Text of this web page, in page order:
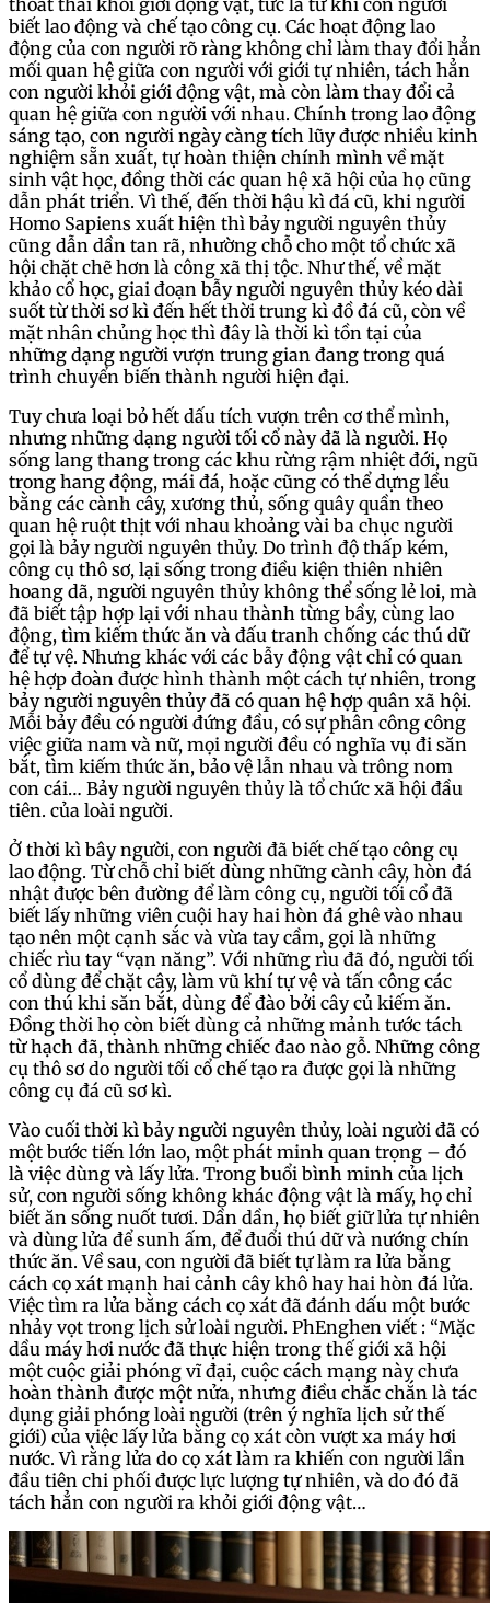
thoát thai khỏi giới động vật, tức là từ khi con người
biết lao động và chế tạo công cụ. Các hoạt động lao
động của con người rõ ràng không chỉ làm thay đổi hẳn
mối quan hệ giữa con người với giới tự nhiên, tách hẳn
con người khỏi giới động vật, mà còn làm thay đổi cả
quan hệ giữa con người với nhau. Chính trong lao động
sáng tạo, con người ngày càng tích lũy được nhiều kinh
nghiệm sẵn xuất, tự hoàn thiện chính mình về mặt
sinh vật học, đồng thời các quan hệ xã hội của họ cũng
dẫn phát triển. Vì thế, đến thời hậu kì đá cũ, khi người
Homo Sapiens xuất hiện thì bảy người nguyên thủy
cũng dẫn dần tan rã, nhường chỗ cho một tổ chức xã
hội chặt chẽ hơn là công xã thị tộc. Như thế, về mặt
khảo cổ học, giai đoạn bẫy người nguyên thủy kéo dài
suốt từ thời sơ kì đến hết thời trung kì đồ đá cũ, còn về
mặt nhân chủng học thì đây là thời kì tồn tại của
những dạng người vượn trung gian đang trong quá
trình chuyển biến thành người hiện đại.
Tuy chưa loại bỏ hết dấu tích vượn trên cơ thể mình,
nhưng những dạng người tối cổ này đã là người. Họ
sống lang thang trong các khu rừng rậm nhiệt đới, ngũ
trong hang động, mái đá, hoặc cũng có thể dựng lều
bằng các cành cây, xương thủ, sống quây quần theo
quan hệ ruột thịt với nhau khoảng vài ba chục người
gọi là bảy người nguyên thủy. Do trình độ thấp kém,
công cụ thô sơ, lại sống trong điều kiện thiên nhiên
hoang dã, người nguyên thủy không thể sống lẻ loi, mà
đã biết tập hợp lại với nhau thành từng bầy, cùng lao
động, tìm kiếm thức ăn và đấu tranh chống các thú dữ
để tự vệ. Nhưng khác với các bẫy động vật chỉ có quan
hệ hợp đoàn được hình thành một cách tự nhiên, trong
bảy người nguyên thủy đã có quan hệ hợp quân xã hội.
Mỗi bảy đều có người đứng đầu, có sự phân công công
việc giữa nam và nữ, mọi người đều có nghĩa vụ đi săn
bắt, tìm kiếm thức ăn, bảo vệ lẫn nhau và trông nom
con cái… Bảy người nguyên thủy là tổ chức xã hội đầu
tiên. của loài người.
Ở thời kì bây người, con người đã biết chế tạo công cụ
lao động. Từ chỗ chỉ biết dùng những cành cây, hòn đá
nhật được bên đường để làm công cụ, người tối cổ đã
biết lấy những viên cuội hay hai hòn đá ghê vào nhau
tạo nên một cạnh sắc và vừa tay cầm, gọi là những
chiếc rìu tay “vạn năng”. Với những rìu đã đó, người tối
cổ dùng để chặt cây, làm vũ khí tự vệ và tấn công các
con thú khi săn bắt, dùng để đào bởi cây củ kiếm ăn.
Đồng thời họ còn biết dùng cả những mảnh tước tách
từ hạch đã, thành những chiếc đao nào gỗ. Những công
cụ thô sơ do người tối cổ chế tạo ra được gọi là những
công cụ đá cũ sơ kì.
Vào cuối thời kì bảy người nguyên thủy, loài người đã có
một bước tiến lớn lao, một phát minh quan trọng – đó
là việc dùng và lấy lửa. Trong buổi bình minh của lịch
sử, con người sống không khác động vật là mấy, họ chỉ
biết ăn sống nuốt tươi. Dần dần, họ biết giữ lửa tự nhiên
và dùng lửa để sunh ấm, để đuổi thú dữ và nướng chín
thức ăn. Về sau, con người đã biết tự làm ra lửa bằng
cách cọ xát mạnh hai cảnh cây khô hay hai hòn đá lửa.
Việc tìm ra lửa bằng cách cọ xát đã đánh dấu một bước
nhảy vọt trong lịch sử loài người. PhEnghen viết : “Mặc
dầu máy hơi nước đã thực hiện trong thế giới xã hội
một cuộc giải phóng vĩ đại, cuộc cách mạng này chưa
hoàn thành được một nửa, nhưng điều chắc chắn là tác
dụng giải phóng loài người (trên ý nghĩa lịch sử thế
giới) của việc lấy lửa bằng cọ xát còn vượt xa máy hơi
nước. Vì rằng lửa do cọ xát làm ra khiến con người lần
đầu tiên chi phối được lực lượng tự nhiên, và do đó đã
tách hẳn con người ra khỏi giới động vật…